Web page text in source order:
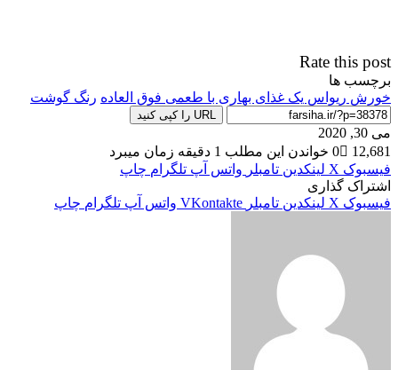
Rate this post
برچسب ها
خورش ریواس یک غذای بهاری با طعمی فوق العاده رنگ گوشت
URL را کپی کنید
می 30, 2020
0
12,681
خواندن این مطلب 1 دقیقه زمان میبرد
فیسبوک X لینکدین ‫تامبلر واتس آپ تلگرام چاپ
اشتراک گذاری
فیسبوک X لینکدین ‫تامبلر ‫VKontakte واتس آپ تلگرام چاپ